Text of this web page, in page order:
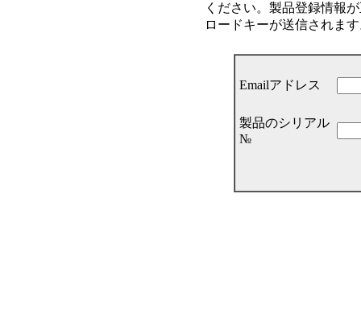
ください。製品登録情報
ロードキーが送信されま
Emailアドレス
製品のシリアル
№